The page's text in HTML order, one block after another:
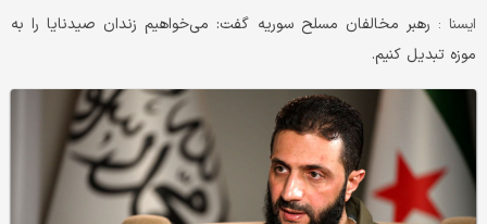
ايسنا : رهبر مخالفان مسلح سوریه گفت: می‌خواهیم زندان صیدنایا را به
موزه تبدیل کنیم.